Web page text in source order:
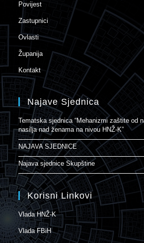
Povijest
Zastupnici
Ovlasti
Županija
Kontakt
Najave Sjednica
Tematska sjednica “Mehanizmi zaštite od
nasilja nad ženama na nivou HNŽ-K”
NAJAVA SJEDNICE
Najava sjednice Skupštine
Korisni Linkovi
Vlada HNŽ-K
Vlada FBiH